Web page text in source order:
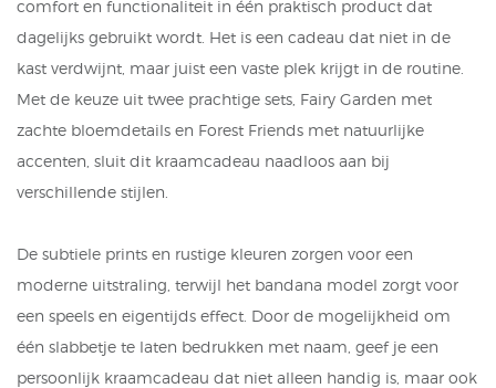
comfort en functionaliteit in één praktisch product dat
dagelijks gebruikt wordt. Het is een cadeau dat niet in de
kast verdwijnt, maar juist een vaste plek krijgt in de routine.
Met de keuze uit twee prachtige sets, Fairy Garden met
zachte bloemdetails en Forest Friends met natuurlijke
accenten, sluit dit kraamcadeau naadloos aan bij
verschillende stijlen.
De subtiele prints en rustige kleuren zorgen voor een
moderne uitstraling, terwijl het bandana model zorgt voor
een speels en eigentijds effect. Door de mogelijkheid om
één slabbetje te laten bedrukken met naam, geef je een
persoonlijk kraamcadeau dat niet alleen handig is, maar ook